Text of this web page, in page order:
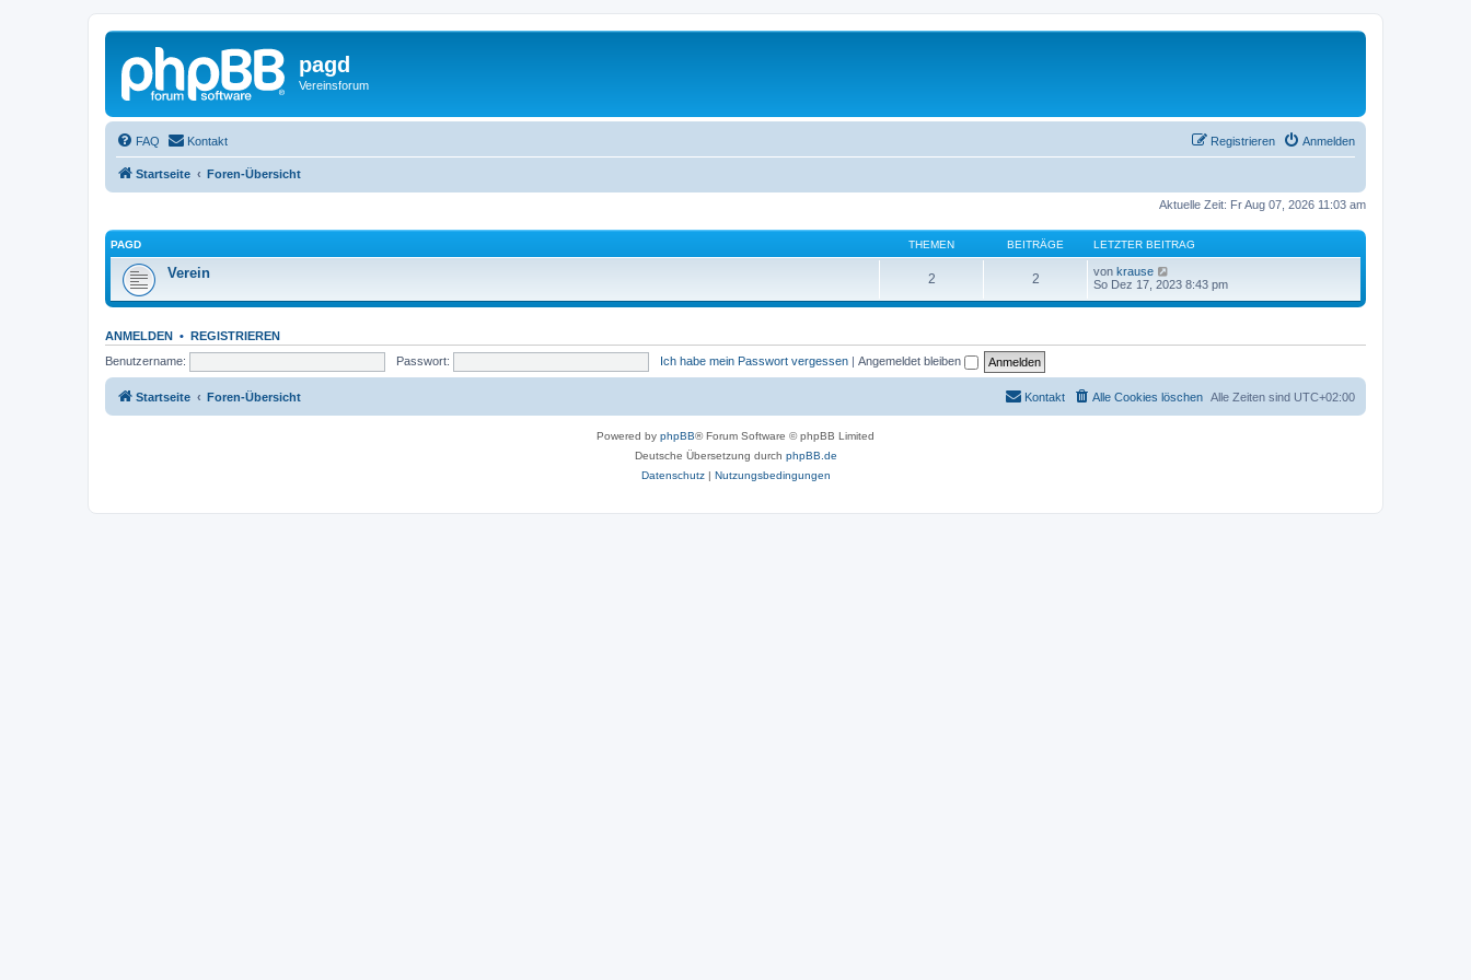
pagd
Vereinsforum
FAQ Kontakt Anmelden
Registrieren
Startseite Foren-Übersicht
Aktuelle Zeit: Fr Aug 07, 2026 11:03 am
PAGD THEMEN BEITRÄGE LETZTER BEITRAG
Verein 2 2 von krause
e
e
e
B
i
t
So Dez 17, 2023 8:43 pm
ANMELDEN • REGISTRIEREN
Benutzername:
Passwort: Ich habe mein Passwort vergessen | Angemeldet bleiben
Startseite Foren-Übersicht Alle Zeiten sind UTC+02:00
Alle Cookies löschen
Kontakt
Powered by phpBB® Forum Software © phpBB Limited
Deutsche Übersetzung durch phpBB.de
Datenschutz| Nutzungsbedingungen